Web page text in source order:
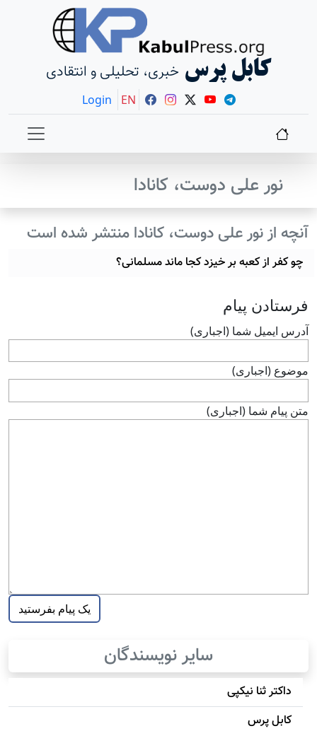
کابل پرس خبری، تحلیلی و انتقادی
Login EN
نور علی دوست، کانادا
آنچه از نور علی دوست، کانادا منتشر شده است
چو کفر از کعبه بر خیزد کجا ماند مسلمانی؟
فرستادن پيام
آدرس ايميل شما (اجباری)
موضوع (اجباری)
متن پيام شما (اجباری)
سایر نویسندگان
داکتر ثنا نیکپی
کابل پرس